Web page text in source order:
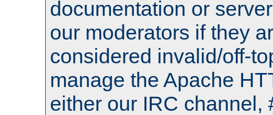
documentation or
our moderators if they
considered invalid/off-
manage the Apache
either our IRC channel,